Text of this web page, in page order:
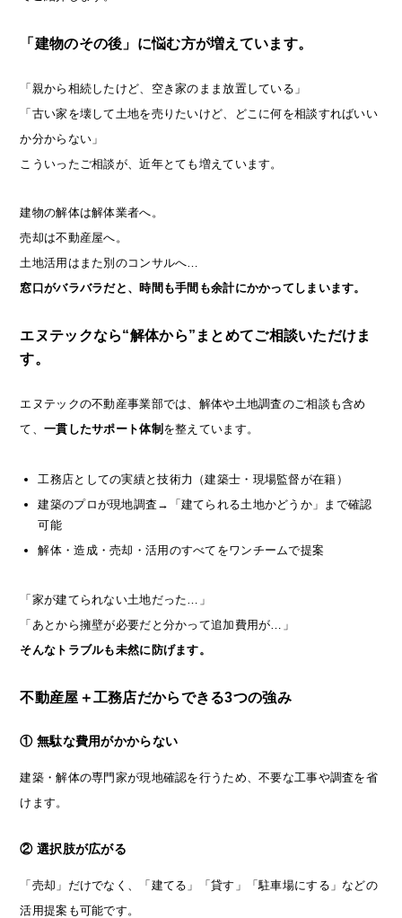
「建物のその後」に悩む方が増えています。
「親から相続したけど、空き家のまま放置している」
「古い家を壊して土地を売りたいけど、どこに何を相談すればいい
か分からない」
こういったご相談が、近年とても増えています。
建物の解体は解体業者へ。
売却は不動産屋へ。
土地活用はまた別のコンサルへ…
窓口がバラバラだと、時間も手間も余計にかかってしまいます。
エヌテックなら“解体から”まとめてご相談いただけま
す。
エヌテックの不動産事業部では、解体や土地調査のご相談も含め
て、 一貫したサポート体制 を整えています。
工務店としての実績と技術力（建築士・現場監督が在籍）
建築のプロが現地調査→「建てられる土地かどうか」まで確認
可能
解体・造成・売却・活用のすべてをワンチームで提案
「家が建てられない土地だった…」
「あとから擁壁が必要だと分かって追加費用が…」
そんなトラブルも未然に防げます。
不動産屋＋工務店だからできる3つの強み
① 無駄な費用がかからない
建築・解体の専門家が現地確認を行うため、不要な工事や調査を省
けます。
② 選択肢が広がる
「売却」だけでなく、「建てる」「貸す」「駐車場にする」などの
活用提案も可能です。